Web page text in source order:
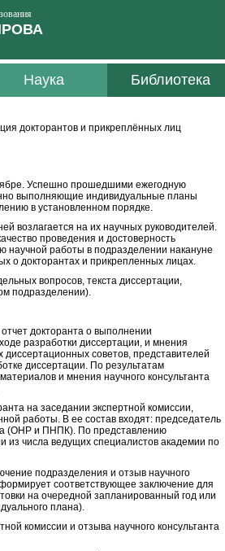
Наука Библиотека
докторантов и прикреплённых лиц
Успешно прошедшими ежегодную
выполняющие индивидуальные планы
в установленном порядке.
возлагается на их научных руководителей.
проведения и достоверность
научной работы в подразделении накануне
о докторантах и прикрепленных лицах.
вопросов, текста диссертации,
подразделении).
докторанта о выполнении
разработки диссертации, и мнения
советов, представителей
диссертации. По результатам
и мнения научного консультанта
на заседании экспертной комиссии,
работы. В ее состав входят: председатель
(ОНР и ПНПК). По представлению
из числа ведущих специалистов академии по
подразделения и отзыв научного
соответствующее заключение для
на очередной запланированный год или
плана).
комиссии и отзыва научного консультанта